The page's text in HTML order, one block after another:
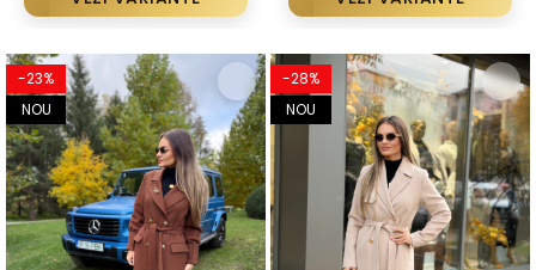
-23%
NOU
-28%
NOU